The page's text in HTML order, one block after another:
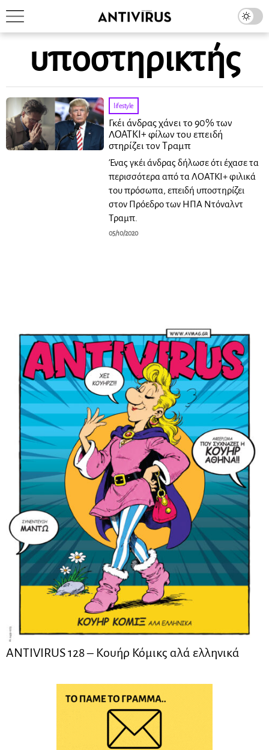
υποστηρικτής
lifestyle
Γκέι άνδρας χάνει το 90% των
ΛΟΑΤΚΙ+ φίλων του επειδή
στηρίζει τον Τραμπ
Ένας γκέι άνδρας δήλωσε ότι έχασε τα
περισσότερα από τα ΛΟΑΤΚΙ+ φιλικά
του πρόσωπα, επειδή υποστηρίζει
στον Πρόεδρο των ΗΠΑ Ντόναλντ
Τραμπ.
05/10/2020
ANTIVIRUS 128 – Kουήρ Κόμικς αλά ελληνικά